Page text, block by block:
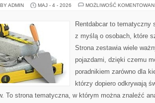
ADMIN MAJ - 4 - 2026 MOŻLIWOŚĆ
Rentdabcar to tematyczny
z myślą o osobach, które
Strona zestawia wiele
pojazdami, dzięki czemu
poradnikiem zarówno dla
którzy dopiero odkrywają
To strona tematyczna, w którym można znaleźć